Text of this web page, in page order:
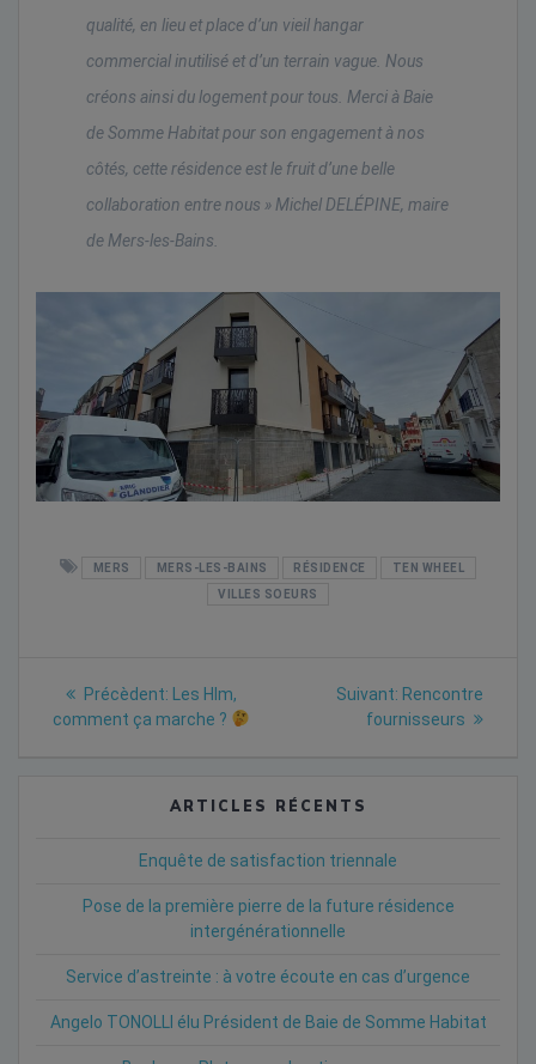
qualité, en lieu et place d’un vieil hangar
commercial inutilisé et d’un terrain vague. Nous
créons ainsi du logement pour tous. Merci à Baie
de Somme Habitat pour son engagement à nos
côtés, cette résidence est le fruit d’une belle
collaboration entre nous » Michel DELÉPINE, maire
de Mers-les-Bains.
MERS MERS-LES-BAINS RÉSIDENCE
TEN WHEEL
VILLES SOEURS
Navigation
de
Précèdent: Previous
post:
Les Hlm,
comment ça marche ?
Suivant: Next
post:
Rencontre
fournisseurs
ARTICLES RÉCENTS
Enquête de satisfaction triennale
Pose de la première pierre de la future résidence
intergénérationnelle
Service d’astreinte : à votre écoute en cas d’urgence
Angelo TONOLLI élu Président de Baie de Somme Habitat